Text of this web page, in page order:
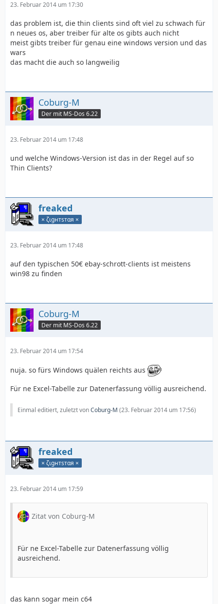
23. Februar 2014 um 17:30
das problem ist, die thin clients sind oft viel zu schwach für
n neues os, aber treiber für alte os gibts auch nicht
meist gibts treiber für genau eine windows version und das
wars
das macht die auch so langweilig
Coburg-M
Der mit MS-Dos 6.22
23. Februar 2014 um 17:48
und welche Windows-Version ist das in der Regel auf so
Thin Clients?
freaked
× ζιgнтѕтαя ×
23. Februar 2014 um 17:48
auf den typischen 50€ ebay-schrott-clients ist meistens
win98 zu finden
Coburg-M
Der mit MS-Dos 6.22
23. Februar 2014 um 17:54
nuja. so fürs Windows quälen reichts aus
Für ne Excel-Tabelle zur Datenerfassung völlig ausreichend.
Einmal editiert, zuletzt vonCoburg-M (23. Februar 2014 um 17:56)
freaked
× ζιgнтѕтαя ×
23. Februar 2014 um 17:59
Zitat von Coburg-M
Für ne Excel-Tabelle zur Datenerfassung völlig
ausreichend.
das kann sogar mein c64